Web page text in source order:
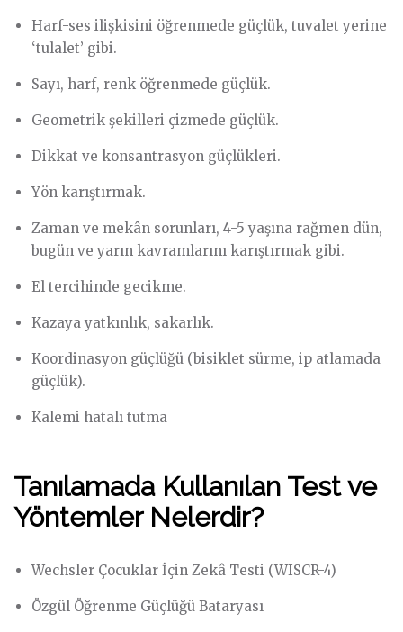
Harf-ses ilişkisini öğrenmede güçlük, tuvalet yerine
‘tulalet’ gibi.
Sayı, harf, renk öğrenmede güçlük.
Geometrik şekilleri çizmede güçlük.
Dikkat ve konsantrasyon güçlükleri.
Yön karıştırmak.
Zaman ve mekân sorunları, 4-5 yaşına rağmen dün,
bugün ve yarın kavramlarını karıştırmak gibi.
El tercihinde gecikme.
Kazaya yatkınlık, sakarlık.
Koordinasyon güçlüğü (bisiklet sürme, ip atlamada
güçlük).
Kalemi hatalı tutma
Tanılamada Kullanılan Test ve
Yöntemler Nelerdir?
Wechsler Çocuklar İçin Zekâ Testi (WISCR-4)
Özgül Öğrenme Güçlüğü Bataryası